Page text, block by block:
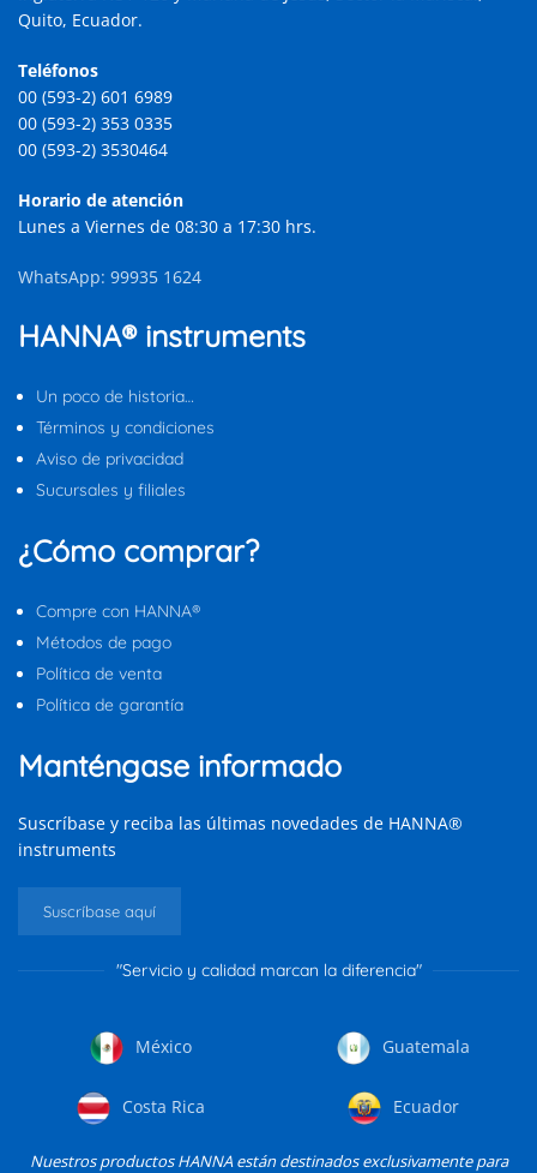
Quito, Ecuador.
Teléfonos
00 (593-2) 601 6989
00 (593-2) 353 0335
00 (593-2) 3530464
Horario de atención
Lunes a Viernes de 08:30 a 17:30 hrs.
WhatsApp: 99935 1624
HANNA® instruments
Un poco de historia…
Términos y condiciones
Aviso de privacidad
Sucursales y filiales
¿Cómo comprar?
Compre con HANNA®
Métodos de pago
Política de venta
Política de garantía
Manténgase informado
Suscríbase y reciba las últimas novedades de HANNA®
instruments
Suscríbase aquí
"Servicio y calidad marcan la diferencia"
México Guatemala
Costa Rica Ecuador
Nuestros productos HANNA están destinados exclusivamente para